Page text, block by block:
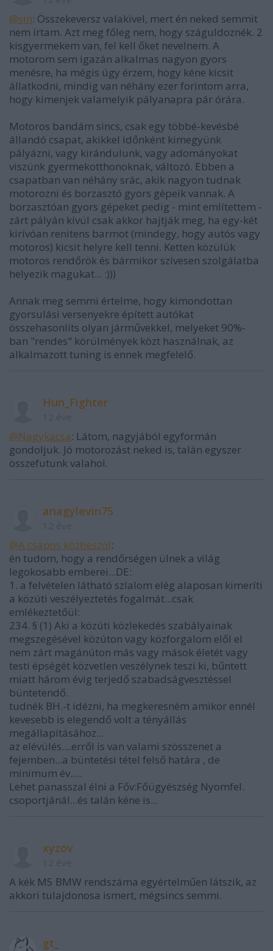
@sín: Összekeversz valakivel, mert én neked semmit
nem írtam. Azt meg főleg nem, hogy száguldoznék. 2
kisgyermekem van, fel kell őket nevelnem. A
motorom sem igazán alkalmas nagyon gyors
menésre, ha mégis úgy érzem, hogy kéne kicsit
állatkodni, mindig van néhány ezer forintom arra,
hogy kimenjek valamelyik pályanapra pár órára.
Motoros bandám sincs, csak egy többé-kevésbé
állandó csapat, akikkel időnként kimegyünk
pályázni, vagy kirándulunk, vagy adományokat
viszünk gyermekotthonoknak, változó. Ebben a
csapatban van néhány srác, akik nagyon tudnak
motorozni és borzasztó gyors gépeik vannak. A
borzasztóan gyors gépeket pedig - mint említettem -
zárt pályán kívül csak akkor hajtják meg, ha egy-két
kirívóan renitens barmot (mindegy, hogy autós vagy
motoros) kicsit helyre kell tenni. Ketten közülük
motoros rendőrök és bármikor szívesen szolgálatba
helyezik magukat... :)))
Annak meg semmi értelme, hogy kimondottan
gyorsulási versenyekre épített autókat
összehasonlíts olyan járművekkel, melyeket 90%-
ban "rendes" körülmények közt használnak, az
alkalmazott tuning is ennek megfelelő.
Hun_Fighter
@Nagykacsa: Látom, nagyjából egyformán
gondoljuk. Jó motorozást neked is, talán egyszer
összefutunk valahol.
anagylevin75
@A csapos közbeszól:
én tudom, hogy a rendőrségen ülnek a világ
legokosabb emberei...DE:
1. a felvételen látható szlalom elég alaposan kimeríti
a közúti veszélyeztetés fogalmát...csak
emlékeztetőül:
234. § (1) Aki a közúti közlekedés szabályainak
megszegésével közúton vagy közforgalom elől el
nem zárt magánúton más vagy mások életét vagy
testi épségét közvetlen veszélynek teszi ki, bűntett
miatt három évig terjedő szabadságvesztéssel
büntetendő.
tudnék BH.-t idézni, ha megkeresném amikor ennél
kevesebb is elegendő volt a tényállás
megállapításához...
az elévülés....erről is van valami szösszenet a
fejemben...a büntetési tétel felső határa , de
minimum év.....
Lehet panasszal élni a Főv:Főügyészség Nyomfel.
csoportjánál...és talán kéne is...
xyzov
A kék M5 BMW rendszáma egyértelműen látszik, az
akkori tulajdonosa ismert, mégsincs semmi.
gt_